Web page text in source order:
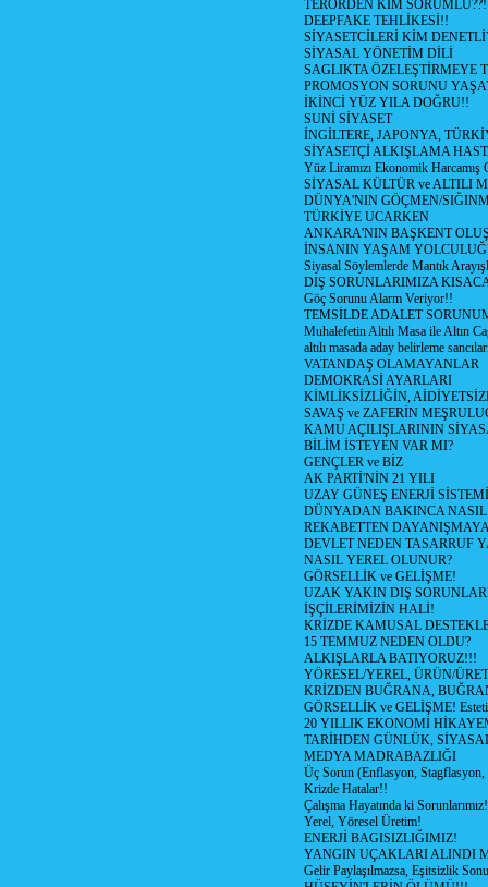
TERÖRDEN KİM
DEEPFAKE TEHLİKESİ!!
SİYASETCİLERİ KİM
SİYASAL YÖNETİM DİLİ
SAGLIKTA ÖZELEŞTİRMEYE
PROMOSYON SORUNU
İKİNCİ YÜZ YILA DOĞRU!!
SUNİ SİYASET
İNGİLTERE, JAPONYA,
SİYASETÇİ ALKIŞLAMA
Yüz Liramızı Ekonomik Harcamış
SİYASAL KÜLTÜR ve ALTILI
DÜNYA'NIN GÖÇMEN/
TÜRKİYE UCARKEN
ANKARA'NIN BAŞKENT
İNSANIN YAŞAM
Siyasal Söylemlerde Mantık
DIŞ SORUNLARIMIZA
Göç Sorunu Alarm Veriyor!!
TEMSİLDE ADALET
Muhalefetin Altılı Masa ile Altın
altılı masada aday belirleme
VATANDAŞ OLAMAYANLAR
DEMOKRASİ AYARLARI
KİMLİKSİZLİĞİN,
SAVAŞ ve ZAFERİN
KAMU AÇILIŞLARININ
BİLİM İSTEYEN VAR MI?
GENÇLER ve BİZ
AK PARTİ'NİN 21 YILI
UZAY GÜNEŞ ENERJİ SİSTEMİ
DÜNYADAN BAKINCA
REKABETTEN
DEVLET NEDEN TASARRUF
NASIL YEREL OLUNUR?
GÖRSELLİK ve GELİŞME!
UZAK YAKIN DIŞ
İŞÇİLERİMİZİN HALİ!
KRİZDE KAMUSAL
15 TEMMUZ NEDEN OLDU?
ALKIŞLARLA BATIYORUZ!!!
YÖRESEL/YEREL, ÜRÜN/
KRİZDEN BUĞRANA,
GÖRSELLİK ve GELİŞME!
20 YILLIK EKONOMİ
TARİHDEN GÜNLÜK,
MEDYA MADRABAZLIĞI
Üç Sorun (Enflasyon, Stagflasyon,
Krizde Hatalar!!
Çalışma Hayatında ki
Yerel, Yöresel Üretim!
ENERJİ BAGISIZLIĞIMIZ!
YANGIN UÇAKLARI ALINDI
Gelir Paylaşılmazsa, Eşitsizlik